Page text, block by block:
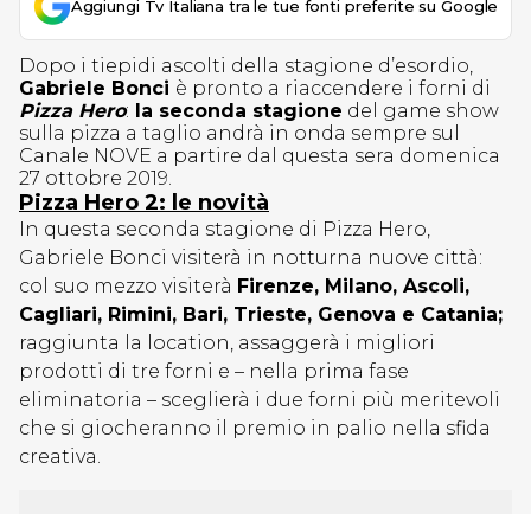
Aggiungi Tv Italiana tra le tue fonti preferite su Google
Dopo i tiepidi ascolti della stagione d’esordio,
Gabriele Bonci è pronto a riaccendere i forni di
Pizza Hero: la seconda stagione del game show
sulla pizza a taglio andrà in onda sempre sul
Canale NOVE a partire dal questa sera domenica
27 ottobre 2019.
Pizza Hero 2: le novità
In questa seconda stagione di Pizza Hero,
Gabriele Bonci visiterà in notturna nuove città:
col suo mezzo visiterà Firenze, Milano, Ascoli,
Cagliari, Rimini, Bari, Trieste, Genova e Catania;
raggiunta la location, assaggerà i migliori
prodotti di tre forni e – nella prima fase
eliminatoria – sceglierà i due forni più meritevoli
che si giocheranno il premio in palio nella sfida
creativa.